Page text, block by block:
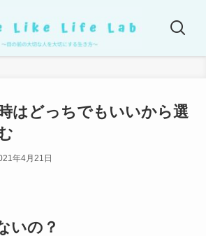
はどっちでもいいから選
年4月21日
いの？